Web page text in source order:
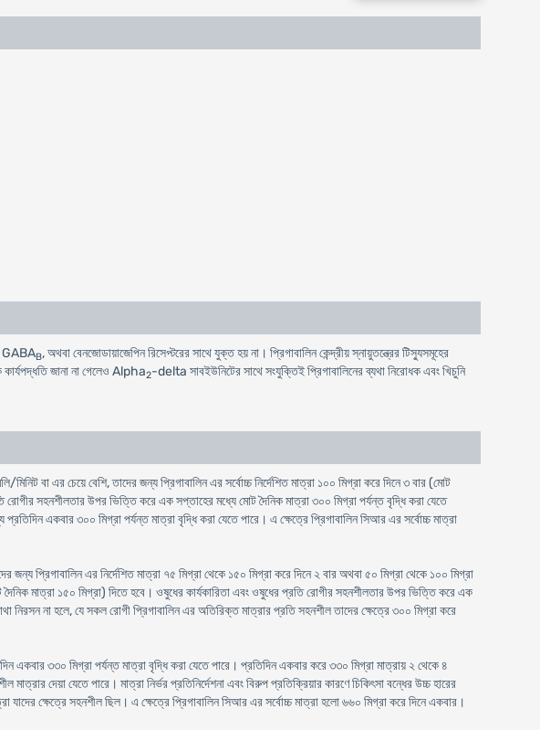
GABAB, অথবা বেনজোডায়াজেপিন রিসেপ্টরের সাথে যুক্ত হয় না। প্রিগাবালিন কেন্দ্রীয় স্নায়ুতন্ত্রের টিস্যুসমূহের
জানা না গেলেও Alpha2-delta সাবইউনিটের সাথে সংযুক্তিই প্রিগাবালিনের ব্যথা নিরোধক এবং খিচুনি
মিনিট বা এর চেয়ে বেশি, তাদের জন্য প্রিগাবালিন এর সর্বোচ্চ নির্দেশিত মাত্রা ১০০ মিগ্রা করে দিনে ৩ বার (মোট
সহনশীলতার উপর ভিত্তি করে এক সপ্তাহের মধ্যে মোট দৈনিক মাত্রা ৩০০ মিগ্রা পর্যন্ত বৃদ্ধি করা যেতে
একবার ৩০০ মিগ্রা পর্যন্ত মাত্রা বৃদ্ধি করা যেতে পারে। এ ক্ষেত্রে প্রিগাবালিন সিআর এর সর্বোচ্চ মাত্রা
জন্য প্রিগাবালিন এর নির্দেশিত মাত্রা ৭৫ মিগ্রা থেকে ১৫০ মিগ্রা করে দিনে ২ বার অথবা ৫০ মিগ্রা থেকে ১০০ মিগ্রা
মাত্রা ১৫০ মিগ্রা) দিতে হবে। ওষুধের কার্যকারিতা এবং ওষুধের প্রতি রোগীর সহনশীলতার উপর ভিত্তি করে এক
নিরসন না হলে, যে সকল রোগী প্রিগাবালিন এর অতিরিক্ত মাত্রার প্রতি সহনশীল তাদের ক্ষেত্রে ৩০০ মিগ্রা করে
৩৩০ মিগ্রা পর্যন্ত মাত্রা বৃদ্ধি করা যেতে পারে। প্রতিদিন একবার করে ৩৩০ মিগ্রা মাত্রায় ২ থেকে ৪
দেয়া যেতে পারে। মাত্রা নির্ভর প্রতিনির্দেশনা এবং বিরুপ প্রতিক্রিয়ার কারণে চিকিৎসা বন্ধের উচ্চ হারের
ক্ষেত্রে সহনশীল ছিল। এ ক্ষেত্রে প্রিগাবালিন সিআর এর সর্বোচ্চ মাত্রা হলো ৬৬০ মিগ্রা করে দিনে একবার।